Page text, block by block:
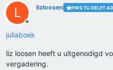
L
Offline
lizloosen PWS TU DELFT
juliaboek
liz loosen heeft u uitgenodigd
vergadering.